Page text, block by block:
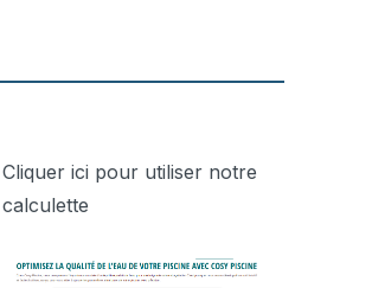
Cliquer ici pour utiliser notre
calculette